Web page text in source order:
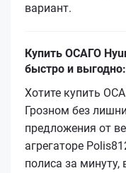
вариант.
Купить ОСАГО
быстро и
Хотите купить
Грозном без
предложения от
агрегаторе
полиса за